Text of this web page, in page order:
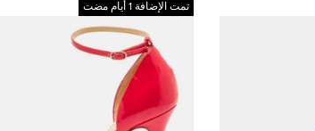
تمت الإضافة 1 أيام مضت